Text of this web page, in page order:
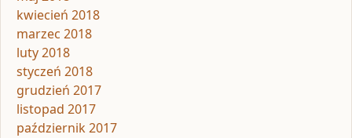
kwiecień 2018
marzec 2018
luty 2018
styczeń 2018
grudzień 2017
listopad 2017
październik 2017